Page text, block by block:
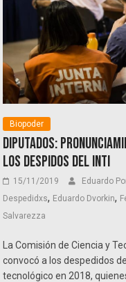
Biopoder
Diputados:
los despidos del INTI
15/11/2019 Eduardo
Despedidxs, Eduardo Dvorkin,
Salvarezza
La Comisión de Ciencia y
convocó a los despedidos
tecnológico en 2018,